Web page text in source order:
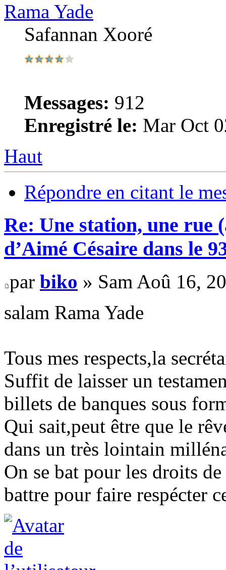
Rama Yade
Safannan Xooré
Messages: 912
Enregistré le: Mar Oct
Haut
Répondre en citant le
Re: Une station, une rue
d’Aimé Césaire dans le
par biko » Sam Aoû 16,
salam Rama Yade
Tous mes respects,la
Suffit de laisser un
billets de banques sous
Qui sait,peut être que le
dans un très lointain
On se bat pour les droits
battre pour faire respécter